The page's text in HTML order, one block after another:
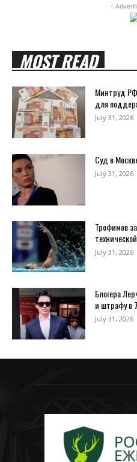
-
MOST READ
Минтруд РФ
для
July 31, 2026
Суд в
July 31, 2026
Трофимов
July 31, 2026
Блогера
и штрафу в
July 31, 2026